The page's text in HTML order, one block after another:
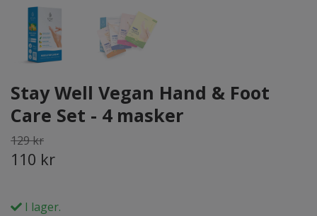
Stay Well Vegan Hand & Foot
Care Set - 4 masker
129 kr
110 kr
I lager.